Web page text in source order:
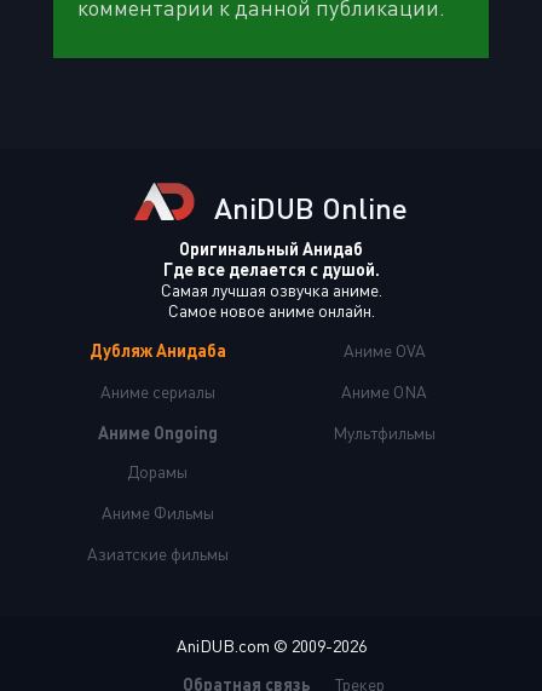
комментарии к данной публикации.
AniDUB Online
Оригинальный Анидаб
Где все делается с душой.
Самая лучшая озвучка аниме.
Самое новое аниме онлайн.
Дубляж Анидаба
Аниме сериалы
Аниме Ongoing
Аниме OVA
Аниме ONA
Мультфильмы
Дорамы
Аниме Фильмы
Азиатские фильмы
AniDUB.com © 2009-2026
Обратная связь
Трекер